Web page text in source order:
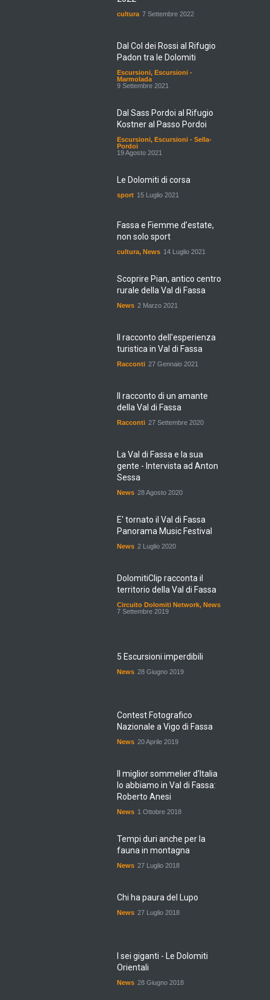
cultura 7 Settembre 2022
Dal Col dei Rossi al Rifugio
Padon tra le Dolomiti
Escursioni, Escursioni -
Marmolada
9 Settembre 2021
Dal Sass Pordoi al Rifugio
Kostner al Passo Pordoi
Escursioni, Escursioni - Sella-
Pordoi
19 Agosto 2021
Le Dolomiti di corsa
sport 15 Luglio 2021
Fassa e Fiemme d’estate,
non solo sport
cultura, News 14 Luglio 2021
Scoprire Pian, antico centro
rurale della Val di Fassa
News 2 Marzo 2021
Il racconto dell'esperienza
turistica in Val di Fassa
Racconti 27 Gennaio 2021
Il racconto di un amante
della Val di Fassa
Racconti 27 Settembre 2020
La Val di Fassa e la sua
gente - Intervista ad Anton
Sessa
News 28 Agosto 2020
E' tornato il Val di Fassa
Panorama Music Festival
News 2 Luglio 2020
DolomitiClip racconta il
territorio della Val di Fassa
Circuito Dolomiti Network, News
7 Settembre 2019
5 Escursioni imperdibili
News 28 Giugno 2019
Contest Fotografico
Nazionale a Vigo di Fassa
News 20 Aprile 2019
Il miglior sommelier d'Italia
lo abbiamo in Val di Fassa:
Roberto Anesi
News 1 Ottobre 2018
Tempi duri anche per la
fauna in montagna
News 27 Luglio 2018
Chi ha paura del Lupo
News 27 Luglio 2018
I sei giganti - Le Dolomiti
Orientali
News 28 Giugno 2018